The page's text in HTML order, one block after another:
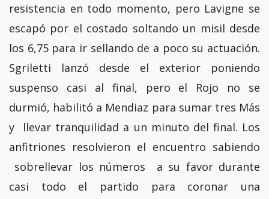
resistencia en todo momento, pero Lavigne se
escapó por el costado soltando un misil desde
los 6,75 para ir sellando de a poco su actuación.
Sgriletti lanzó desde el exterior poniendo
suspenso casi al final, pero el Rojo no se
durmió, habilitó a Mendiaz para sumar tres Más
y llevar tranquilidad a un minuto del final. Los
anfitriones resolvieron el encuentro sabiendo
sobrellevar los números a su favor durante
casi todo el partido para coronar una